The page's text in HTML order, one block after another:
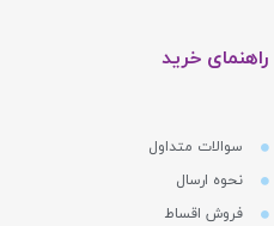
راهنمای خرید
سوالات متداول
نحوه ارسال
فروش اقساط